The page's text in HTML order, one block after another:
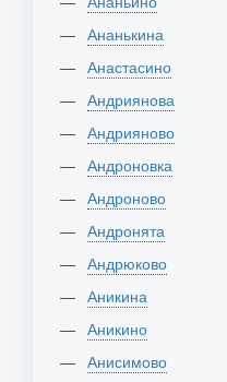
Ананькина
Анастасино
Андриянова
Андрияново
Андроновка
Андроново
Андронята
Андрюково
Аникина
Аникино
Анисимово